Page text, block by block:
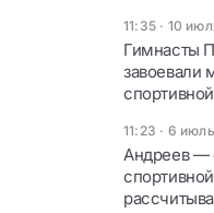
11:35 · 10
Гимнасты
завоевали
11:23 · 6 июль
Андреев —